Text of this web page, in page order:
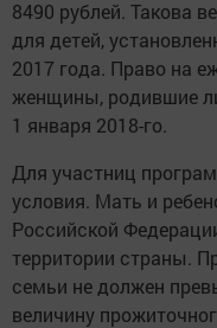
8490 рублей. Такова
для детей,
2017 года. Право на
женщины, родившие
1 января 2018-го.
Для участниц
условия. Мать и
Российской
территории страны.
семьи не должен
величину